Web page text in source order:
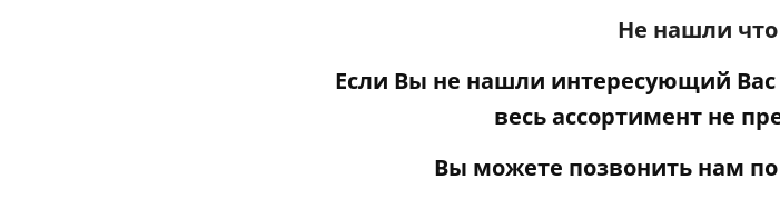
Не нашли что
Если Вы не нашли интересующий Вас
весь ассортимент не
Вы можете позвонить нам